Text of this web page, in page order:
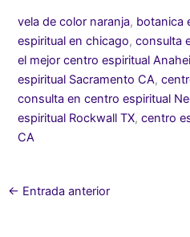
vela de color naranja, botanica
espiritual en chicago,consulta
el mejor centro espiritual
espiritual Sacramento CA,
consulta en centro espiritual
espiritual Rockwall TX,centro
CA
← Entrada anterior